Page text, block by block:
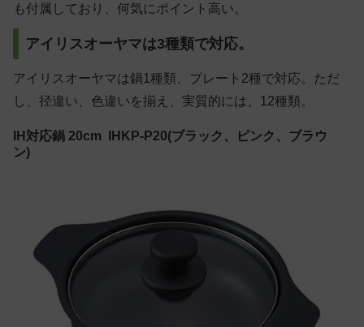
も付属しており、何気にポイント高い。
アイリスオーヤマは3種類で対応。
アイリスオーヤマは鍋1種類、プレート2種で対応。ただ
し、径違い、色違いを揃え、実質的には、12種類。
IH対応鍋 20cm IHKP-P20(ブラック、ピンク、ブラウ
ン)